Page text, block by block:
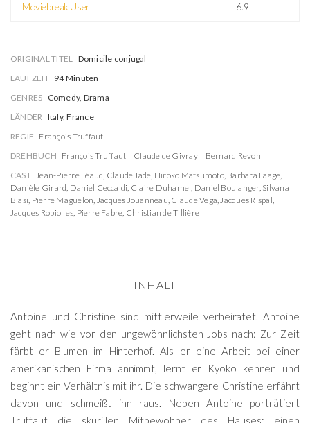
Moviebreak User 6.9
ORIGINAL TITEL Domicile conjugal
LAUFZEIT 94 Minuten
GENRES Comedy, Drama
LÄNDER Italy, France
REGIE François Truffaut
DREHBUCH François Truffaut Claude de Givray
Bernard Revon
CAST Jean-Pierre Léaud, Claude Jade, Hiroko Matsumoto, Barbara Laage,
Danièle Girard, Daniel Ceccaldi, Claire Duhamel, Daniel Boulanger, Silvana
Blasi, Pierre Maguelon, Jacques Jouanneau, Claude Véga,Jacques Rispal,
Jacques Robiolles, Pierre Fabre, Christian de Tillière
INHALT
Antoine und Christine sind mittlerweile verheiratet. Antoine
geht nach wie vor den ungewöhnlichsten Jobs nach: Zur Zeit
färbt er Blumen im Hinterhof. Als er eine Arbeit bei einer
amerikanischen Firma annimmt, lernt er Kyoko kennen und
beginnt ein Verhältnis mit ihr. Die schwangere Christine erfährt
davon und schmeißt ihn raus. Neben Antoine porträtiert
Truffaut die skurillen Mitbewohner des Hauses; einen